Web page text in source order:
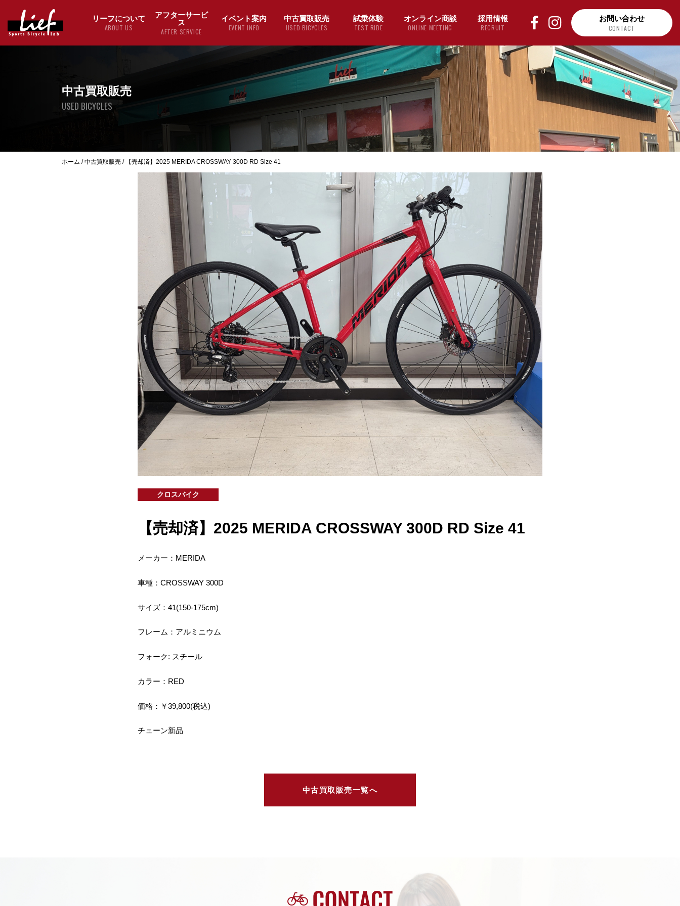
リーフについて
ABOUT US
アフターサービ
ス
AFTER SERVICE
イベント案内
EVENT INFO
中古買取販売
USED BICYCLES
試乗体験
TEST RIDE
オンライン商談
ONLINE MEETING
採用情報
RECRUIT
お問い合わせ
CONTACT
中古買取販売
USED BICYCLES
ホーム /中古買取販売 / 【売却済】2025 MERIDA CROSSWAY 300D RD Size 41
クロスバイク
【売却済】2025 MERIDA CROSSWAY 300D RD Size 41
メーカー：MERIDA
車種：CROSSWAY 300D
サイズ：41(150-175cm)
フレーム：アルミニウム
フォーク: スチール
カラー：RED
価格：￥39,800(税込)
チェーン新品
中古買取販売一覧へ